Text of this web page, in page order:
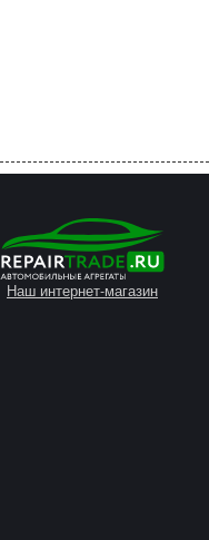
Наш интернет-магазин